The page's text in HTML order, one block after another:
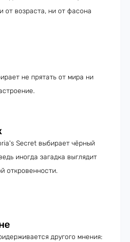
от возраста, ни от фасона
не прятать от мира ни
Secret выбирает чёрный
иногда загадка выглядит
откровенности.
другого мнения: